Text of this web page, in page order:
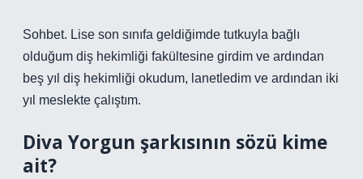
Sohbet. Lise son sınıfa geldiğimde tutkuyla bağlı
olduğum diş hekimliği fakültesine girdim ve ardından
beş yıl diş hekimliği okudum, lanetledim ve ardından iki
yıl meslekte çalıştım.
Diva Yorgun şarkısının sözü kime
ait?